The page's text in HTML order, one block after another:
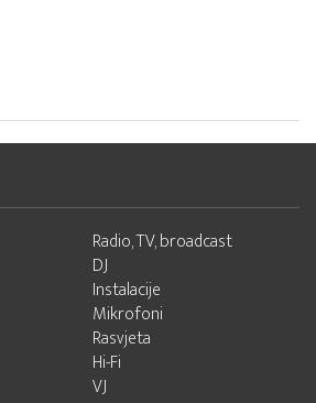
Radio, TV, broadcast
DJ
Instalacije
Mikrofoni
Rasvjeta
Hi-Fi
VJ